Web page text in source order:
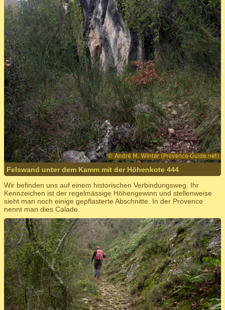
Felswand unter dem Kamm mit der Höhenkote 444
Wir befinden uns auf einem historischen Verbindungsweg. Ihr
Kennzeichen ist der regelmässige Höhengewinn und stellenweise
sieht man noch einige gepflasterte Abschnitte. In der Provence
nennt man dies Calade.